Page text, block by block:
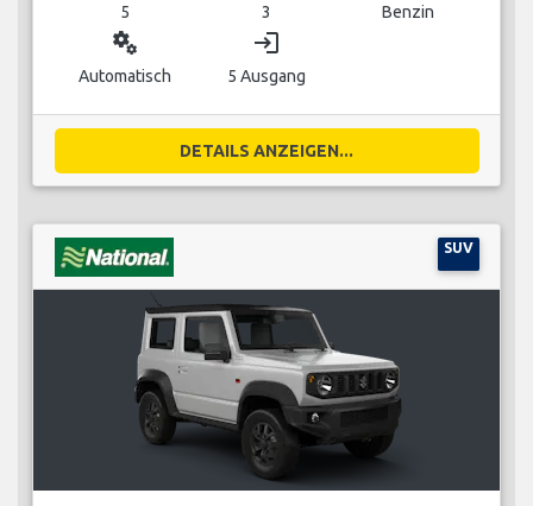
5 3 Benzin
miscellaneous_services
Automatisch
login
5 Ausgang
DETAILS ANZEIGEN...
SUV